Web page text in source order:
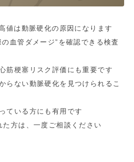
値は動脈硬化の原因になります
の血管ダメージ”を確認できる検査
筋梗塞リスク評価にも重要です
らない動脈硬化を見つけられるこ
ている方にも有用です
方は、一度ご相談ください